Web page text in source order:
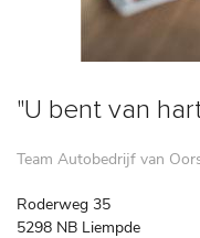
"U bent van
Team Autobedrijf van
Roderweg 35
5298 NB Liempde